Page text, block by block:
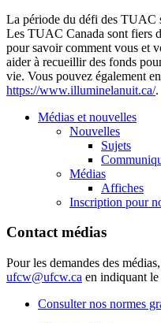
La période du défi des TUAC
Les TUAC Canada sont fiers
pour savoir comment vous et
aider à recueillir des fonds
vie. Vous pouvez également
https://www.illuminelanuit.ca/.
Médias et nouvelles
Nouvelles
Sujets
Médias
Affiches
Inscription pour
Contact médias
Pour les demandes des
ufcw@ufcw.ca en indiquant le
Consulter nos normes